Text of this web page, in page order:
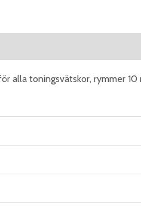
alla toningsvätskor, rymmer 10